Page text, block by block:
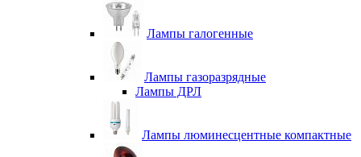
Лампы галогенные
Лампы газоразрядные
Лампы ДРЛ
Лампы люминесцентные компактные